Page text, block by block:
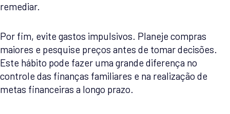
remediar.
Por fim, evite gastos impulsivos. Planeje compras
maiores e pesquise preços antes de tomar decisões.
Este hábito pode fazer uma grande diferença no
controle das finanças familiares e na realização de
metas financeiras a longo prazo.